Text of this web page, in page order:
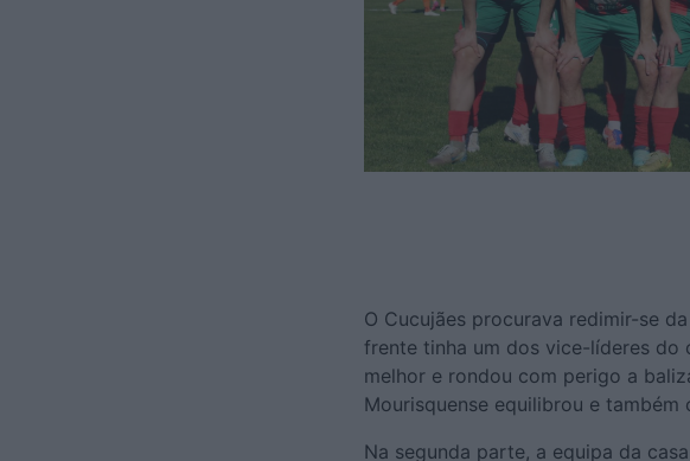
O Cucujães procurava redimir-se
frente tinha um dos vice-líderes do
melhor e rondou com perigo a
Mourisquense equilibrou e
Na segunda parte, a equipa da